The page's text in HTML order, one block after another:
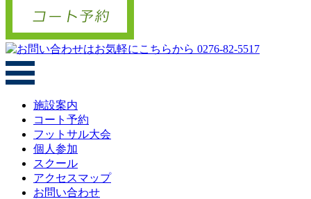
施設案内
コート予約
フットサル大会
個人参加
スクール
アクセスマップ
お問い合わせ